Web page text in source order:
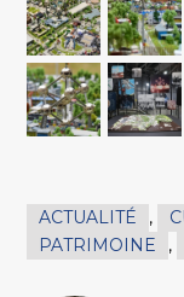
ACTUALITÉ ,
PATRIMOINE
,